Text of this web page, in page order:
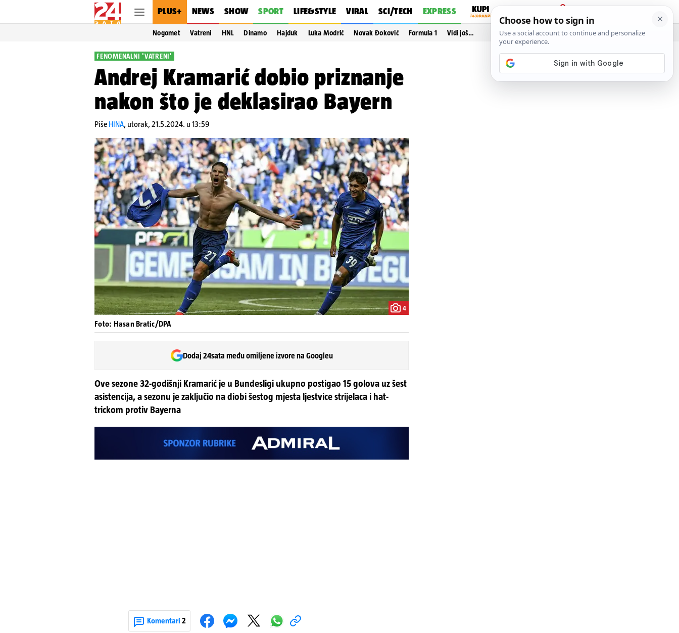
PLUS+ NEWS SHOW SPORT LIFE&STYLE VIRAL SCI/TECH EXPRESS
PRIJAVA
Nogomet Vatreni HNL Dinamo Hajduk Luka Modrić Novak Đoković Formula 1 Vidi još…
FENOMENALNI 'VATRENI'
Andrej Kramarić dobio priznanje
nakon što je deklasirao Bayern
Piše HINA, utorak, 21.5.2024. u 13:59
4
Foto: Hasan Bratic/DPA
Dodaj 24sata među omiljene izvore na Googleu
Ove sezone 32-godišnji Kramarić je u Bundesligi ukupno postigao 15 golova uz šest
asistencija, a sezonu je zaključio na diobi šestog mjesta ljestvice strijelaca i hat-
trickom protiv Bayerna
Komentari 2